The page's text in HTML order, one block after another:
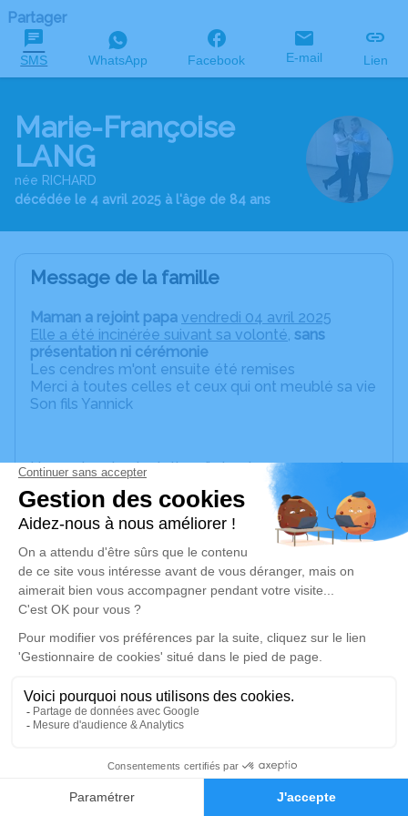
Faire-part Hommages
Partager
SMS WhatsApp Facebook E-mail Lien
Marie-Françoise
LANG
née RICHARD
décédée le 4 avril 2025 à l'âge de 84 ans
Message de la famille
Maman a rejoint papa vendredi 04 avril 2025
Elle a été incinérée suivant sa volonté, sans
présentation ni cérémonie
Les cendres m'ont ensuite été remises
Merci à toutes celles et ceux qui ont meublé sa vie
Son fils Yannick
Un service de plantation d’arbre hommage est
Je rends hommage
Déroulé des obsèques
Centre Hospitalier Mgen la Verriere, Avenue de
Montfort La Verrière, 78320 La Verrière